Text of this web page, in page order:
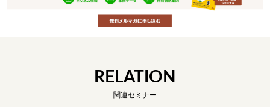
RELATION
関連セミナー